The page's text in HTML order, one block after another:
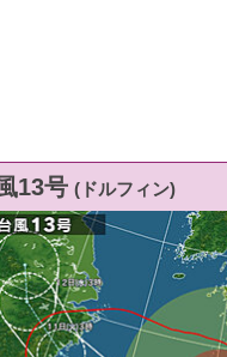
13号 (ドルフィン)